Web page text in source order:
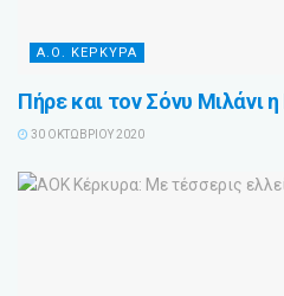
Α.Ο. ΚΕΡΚΥΡΑ
Πήρε και τον Σόνυ Μιλάνι
30 ΟΚΤΩΒΡΊΟΥ 2020